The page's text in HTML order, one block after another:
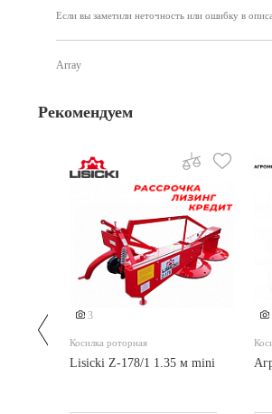
Если вы заметили неточность или ошибку в
Array
Рекомендуем
3
Косилка роторная
Lisicki Z-178/1 1.35 м mini